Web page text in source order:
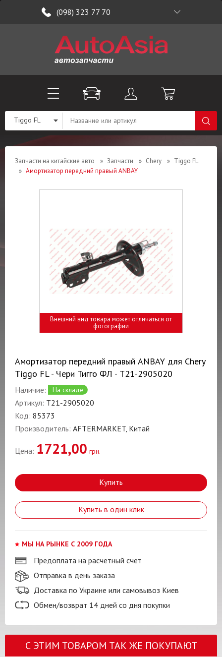
(098) 323 77 70
Tiggo FL
Запчасти на китайские авто » Запчасти » Chery » Tiggo FL
» Амортизатор передний правый ANBAY
Внешний вид товара может отличаться от
фотографии
Амортизатор передний правый ANBAY для Chery
Tiggo FL - Чери Тигго ФЛ - T21-2905020
Наличие: На складе
Артикул: T21-2905020
Код: 85373
Производитель: AFTERMARKET, Китай
Цена: 1721,00 грн.
Купить
Купить в один клик
МЫ НА РЫНКЕ С 2009 ГОДА
Предоплата на расчетный счет
Отправка в день заказа
Доставка по Украине или самовывоз Киев
Обмен/возврат 14 дней со дня покупки
С ЭТИМ ТОВАРОМ ТАК ЖЕ ПОКУПАЮТ